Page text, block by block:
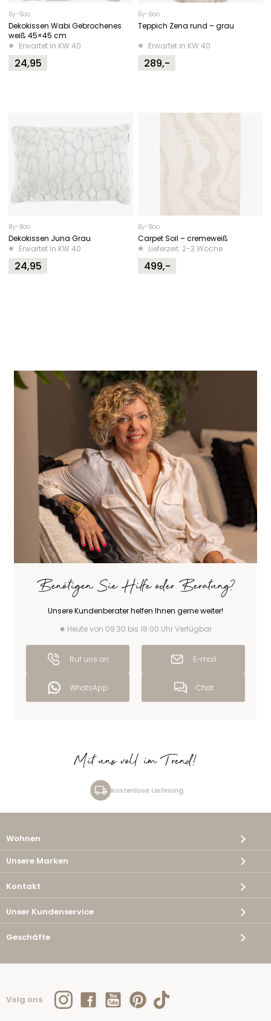
By-Boo
Dekokissen Wabi Gebrochenes
weiß 45×45 cm
Erwartet in KW 40
24,95
By-Boo
Teppich Zena rund – grau
Erwartet in KW 40
289,-
By-Boo
Dekokissen Juna Grau
Erwartet in KW 40
24,95
By-Boo
Carpet Soil – cremeweiß
Lieferzeit: 2-3 Woche
499,-
Benötigen Sie Hilfe oder Beratung?
Unsere Kundenberater helfen Ihnen gerne weiter!
Heute von 09:30 bis 18:00 Uhr Verfügbar
Ruf uns an E-mail
WhatsApp Chat
Mit uns voll im Trend!
Kostenlose Lieferung
Wohnen
Unsere Marken
Kontakt
Unser Kundenservice
Geschäfte
Volg ons